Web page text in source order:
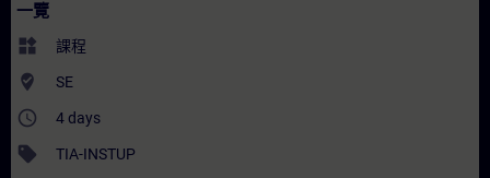
一覽
widgets 課程
where_to_vote SE
access_time 4 days
sell TIA-INSTUP